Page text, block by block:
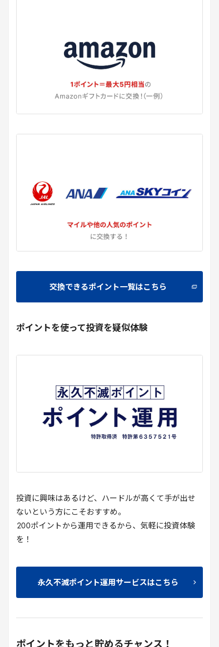
交換できるポイント一覧はこちら
ポイントを使って投資を疑似体験
投資に興味はあるけど、ハードルが高くて手が出せ
ないという方にこそおすすめ。
200ポイントから運用できるから、気軽に投資体験
を！
永久不滅ポイント運用サービスはこちら
ポイントをもっと貯めるチャンス！